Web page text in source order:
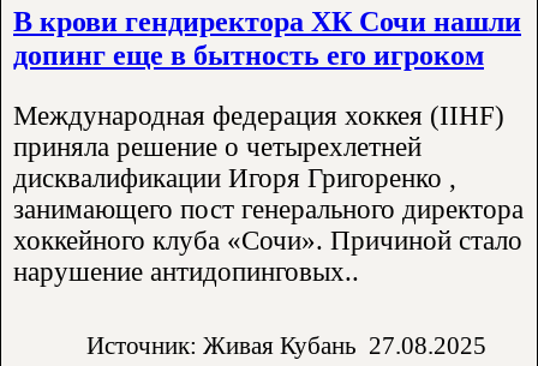
В крови гендиректора ХК Сочи нашли
допинг еще в бытность его игроком
Международная федерация хоккея (IIHF)
приняла решение о четырехлетней
дисквалификации Игоря Григоренко ,
занимающего пост генерального директора
хоккейного клуба «Сочи». Причиной стало
нарушение антидопинговых..
Источник: Живая Кубань 27.08.2025